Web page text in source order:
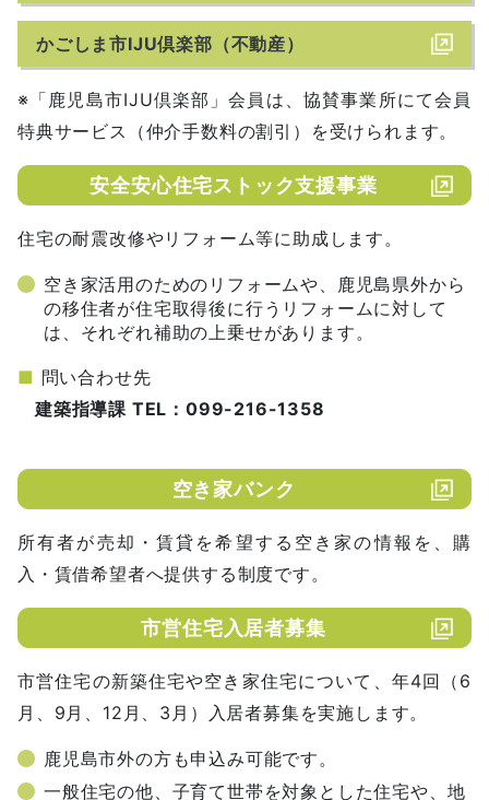
かごしま市IJU倶楽部（不動産）
※「鹿児島市IJU倶楽部」会員は、協賛事業所にて会員
特典サービス（仲介手数料の割引）を受けられます。
安全安心住宅ストック支援事業
住宅の耐震改修やリフォーム等に助成します。
空き家活用のためのリフォームや、鹿児島県外から
の移住者が住宅取得後に行うリフォームに対して
は、それぞれ補助の上乗せがあります。
■ 問い合わせ先
建築指導課 TEL：099-216-1358
空き家バンク
所有者が売却・賃貸を希望する空き家の情報を、購
入・賃借希望者へ提供する制度です。
市営住宅入居者募集
市営住宅の新築住宅や空き家住宅について、年4回（6
月、9月、12月、3月）入居者募集を実施します。
鹿児島市外の方も申込み可能です。
一般住宅の他、子育て世帯を対象とした住宅や、地